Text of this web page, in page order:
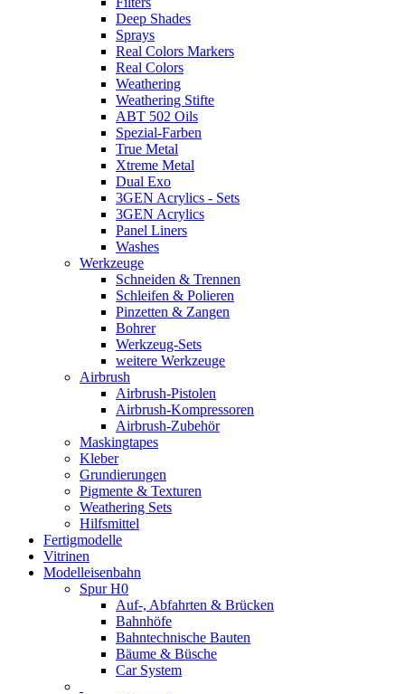
Deep Shades
Sprays
Real Colors Markers
Real Colors
Weathering
Weathering Stifte
ABT 502 Oils
Spezial-Farben
True Metal
Xtreme Metal
Dual Exo
3GEN Acrylics - Sets
3GEN Acrylics
Panel Liners
Washes
Werkzeuge
Schneiden & Trennen
Schleifen & Polieren
Pinzetten & Zangen
Bohrer
Werkzeug-Sets
weitere Werkzeuge
Airbrush
Airbrush-Pistolen
Airbrush-Kompressoren
Airbrush-Zubehör
Maskingtapes
Kleber
Grundierungen
Pigmente & Texturen
Weathering Sets
Hilfsmittel
Fertigmodelle
Vitrinen
Modelleisenbahn
Spur H0
Auf-, Abfahrten & Brücken
Bahnhöfe
Bahntechnische Bauten
Bäume & Büsche
Car System